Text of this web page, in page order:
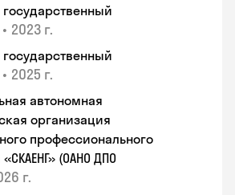
• 2023 г.
• 2025 г.
автономная
организация
профессионального
(ОАНО ДПО
г.